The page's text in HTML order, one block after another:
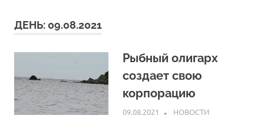
Приморья
ДЕНЬ: 09.08.2021
Рыбный олигарх
создает свою
корпорацию
09.08.2021 ARPP
НОВОСТИ